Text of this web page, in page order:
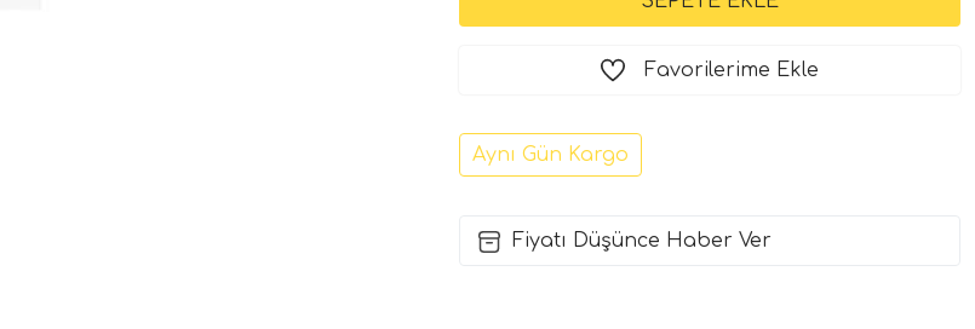
Favorilerime Ekle
Aynı Gün Kargo
Fiyatı Düşünce Haber Ver